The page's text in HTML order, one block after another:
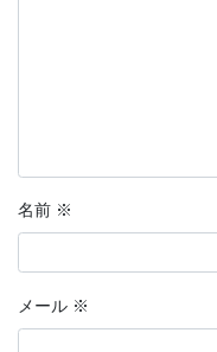
名前 ※
メール ※